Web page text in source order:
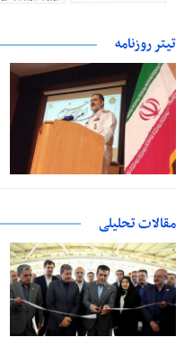
تیتر روزنامه
مقالات تحلیلی